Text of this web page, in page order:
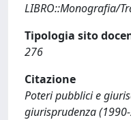
LIBRO::Monografia/
Tipologia sito
276
Citazione
Poteri pubblici e
giurisprudenza